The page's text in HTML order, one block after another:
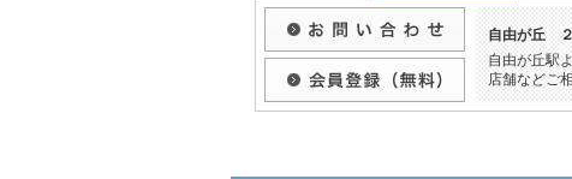
自由が丘
自由が丘駅
店舗などご